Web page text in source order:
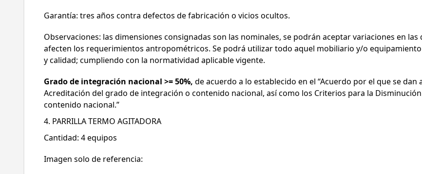
Garantía: tres años contra defectos de fabricación o vicios ocultos.
Observaciones: las dimensiones consignadas son las nominales, se podrán aceptar variaciones en
afecten los requerimientos antropométricos. Se podrá utilizar todo aquel mobiliario y/o
y calidad; cumpliendo con la normatividad aplicable vigente.
Grado de integración nacional >= 50%, de acuerdo a lo establecido en el “Acuerdo por el que se
Acreditación del grado de integración o contenido nacional, así como los Criterios para la
contenido nacional.”
4. PARRILLA TERMO AGITADORA
Cantidad: 4 equipos
Imagen solo de referencia: